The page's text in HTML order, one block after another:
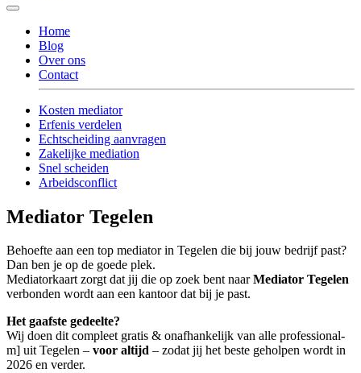
Home
Blog
Over ons
Contact
Kosten mediator
Erfenis verdelen
Echtscheiding aanvragen
Zakelijke mediation
Snel scheiden
Arbeidsconflict
Mediator Tegelen
Behoefte aan een top mediator in Tegelen die bij jouw bedrijf past?
Dan ben je op de goede plek.
Mediatorkaart zorgt dat jij die op zoek bent naarMediator Tegelen
verbonden wordt aan een kantoor dat bij je past.
Het gaafste gedeelte?
Wij doen dit compleet gratis & onafhankelijk van alle professional-
m] uit Tegelen – voor altijd – zodat jij het beste geholpen wordt in
2026 en verder.